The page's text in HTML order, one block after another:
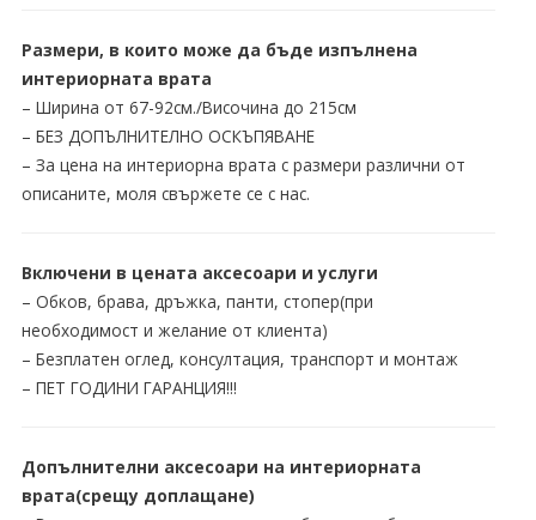
Размери, в които може да бъде изпълнена
интериорната врата
– Ширина от 67-92см./Височина до 215см
– БЕЗ ДОПЪЛНИТЕЛНО ОСКЪПЯВАНЕ
– За цена на интериорна врата с размери различни от
описаните, моля свържете се с нас.
Включени в цената аксесоари и услуги
– Обков, брава, дръжка, панти, стопер(при
необходимост и желание от клиента)
– Безплатен оглед, консултация, транспорт и монтаж
– ПЕТ ГОДИНИ ГАРАНЦИЯ!!!
Допълнителни аксесоари на интериорната
врата(срещу доплащане)